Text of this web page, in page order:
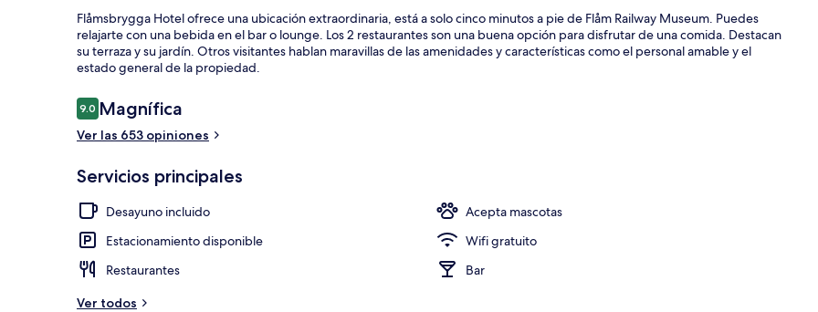
Flåmsbrygga Hotel ofrece una ubicación extraordinaria, está a solo cinco minutos a pie de Flåm Railway Museum. Puedes
relajarte con una bebida en el bar o lounge. Los 2 restaurantes son una buena opción para disfrutar de una comida. Destacan
su terraza y su jardín. Otros visitantes hablan maravillas de las amenidades y características como el personal amable y el
estado general de la propiedad.
Opiniones
9.09.0 de 10,
Magnífica
Ver las 653 opiniones
Servicios principales
Desayuno incluido
Acepta mascotas
Estacionamiento disponible
Wifi gratuito
Restaurantes
Bar
Ver todos